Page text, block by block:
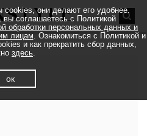
cookies, они делают его удобнее.
соглашаетесь с Политикой
обработки персональных данных и
лицам. Ознакомиться с Политикой и
и как прекратить сбор данных,
здесь.
ок